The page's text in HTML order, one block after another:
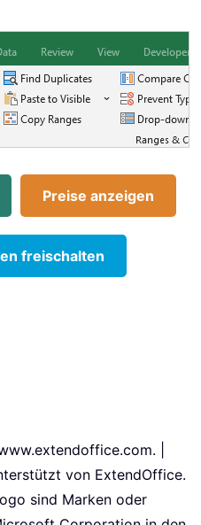
Preise anzeigen
freischalten
|
von ExtendOffice.
sind Marken oder